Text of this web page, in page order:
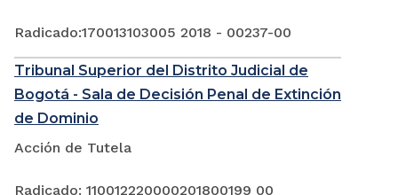
Radicado:170013103005 2018 - 00237-00
Tribunal Superior del Distrito Judicial de
Bogotá - Sala de Decisión Penal de Extinción
de Dominio
Acción de Tutela
Radicado: 110012220000201800199 00